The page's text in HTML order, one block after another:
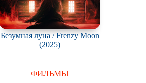
Безумная луна / Frenzy Moon
(2025)
ФИЛЬМЫ